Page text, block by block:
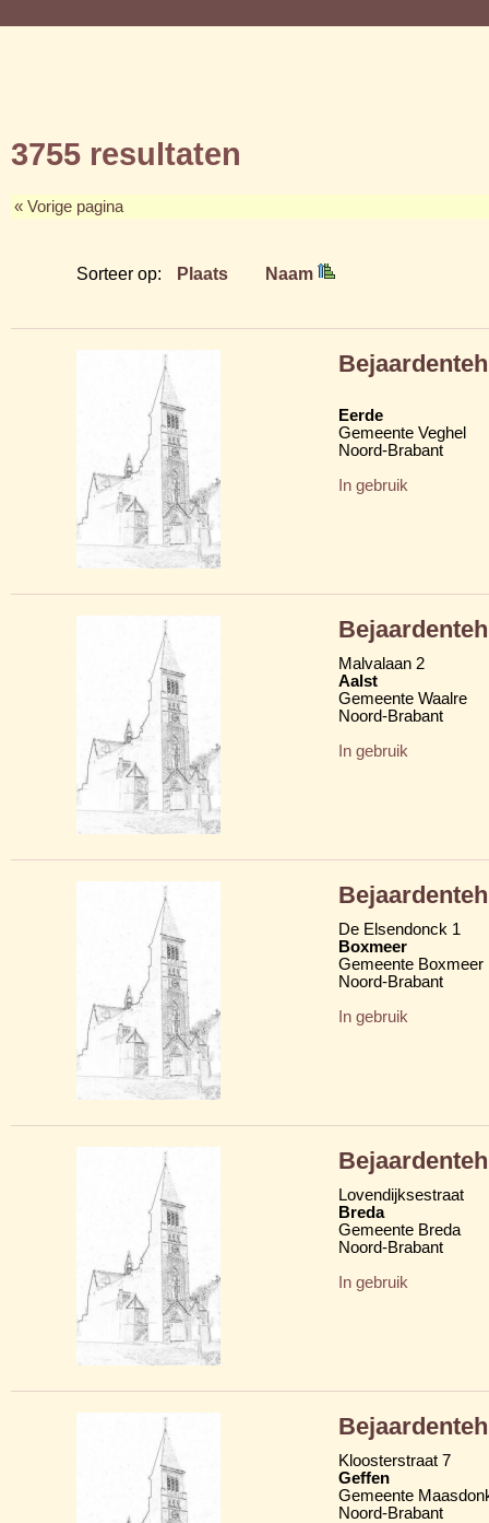
3755 resultaten
« Vorige pagina
Sorteer op: Plaats Naam
Eerde
Gemeente Veghel
Noord-Brabant
In gebruik
Malvalaan 2
Aalst
Gemeente Waalre
Noord-Brabant
In gebruik
De Elsendonck 1
Boxmeer
Gemeente Boxmeer
Noord-Brabant
In gebruik
Lovendijksestraat
Breda
Gemeente Breda
Noord-Brabant
In gebruik
Kloosterstraat 7
Geffen
Gemeente
Noord-Brabant